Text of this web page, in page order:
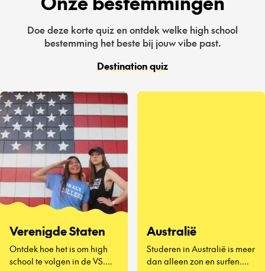
Doe deze korte quiz en ontdek welke high school
bestemming het beste bij jouw vibe past.
Destination quiz
Verenigde Staten
Ontdek hoe het is om high
school te volgen in de VS.
Australië
Studeren in Australië is meer
dan alleen zon en surfen.